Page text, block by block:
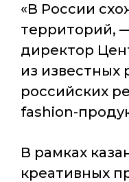
«В России
территорий,
директор
из известных
российских
fashion-
В рамках
креативных